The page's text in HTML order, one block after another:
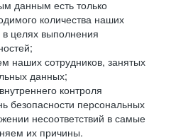
данным есть только
количества наших
в целях выполнения
наших сотрудников, занятых
данных;
контроля
безопасности персональных
несоответствий в самые
их причины.